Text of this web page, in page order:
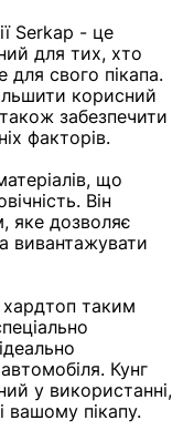
Serkap - це
для тих, хто
для свого пікапа.
корисний
забезпечити
факторів.
що
Він
яке дозволяє
вивантажувати
таким
Кунг
у використанні,
вашому пікапу.